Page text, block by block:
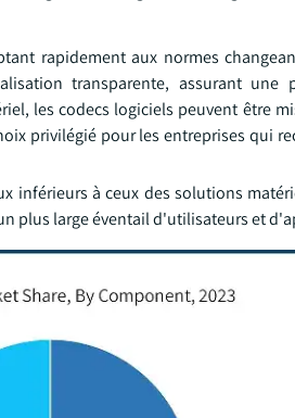
rapidement aux normes
transparente, assurant une
les codecs logiciels peuvent être
privilégié pour les entreprises qui
inférieurs à ceux des solutions
plus large éventail d'utilisateurs et